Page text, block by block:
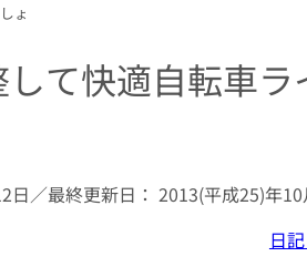
ょ
て快適自転車ラ
日／最終更新日： 2013(平成25)年
日